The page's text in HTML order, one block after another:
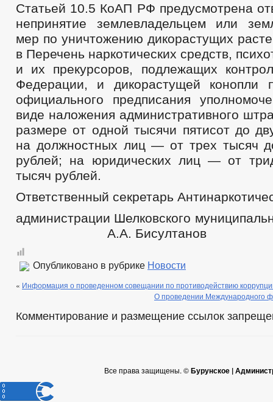
Статьей 10.5 КоАП РФ предусмотрена
непринятие землевладельцем или
мер по уничтожению дикорастущих
в Перечень наркотических средств,
и их прекурсоров, подлежащих
Федерации, и дикорастущей конопли
официального предписания
виде наложения административного
размере от одной тысячи пятисот до
на должностных лиц — от трех тысяч
рублей; на юридических лиц — от
тысяч рублей.
Ответственный секретарь
администрации Шелковского
А.А. Бисултанов
Опубликовано в рубрике Новости
« Информация о проведенном совещании по противодействию
О проведении Международного
Комментирование и размещение ссылок
Все права защищены. ©Бурунское |